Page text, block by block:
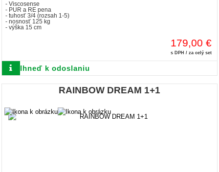
- Viscosense
- PUR a RE pena
- tuhosť 3/4 (rozsah 1-5)
- nosnosť 125 kg
- výška 15 cm
179,00 €
s DPH / za celý set
Ihneď k odoslaniu
RAINBOW DREAM 1+1